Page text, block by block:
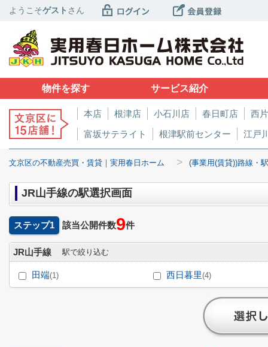
ようこそゲスト さん
物件を探す サービス紹介
本店 根津店 小石川店 春日町店
西
富坂サテライト
根津駅前センター 江戸
文京区の不動産売買・賃貸｜実用春日ホーム > (事業用(賃貸))路線・
JR山手線の駅選択画面
ステップ1 該当公開件数9件
JR山手線 駅で絞り込む
田端(1) 西日暮里(4)